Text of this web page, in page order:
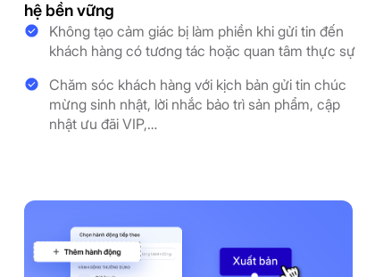
hệ bền vững
Không tạo cảm giác bị làm phiền khi gửi tin đến
khách hàng có tương tác hoặc quan tâm thực sự
Chăm sóc khách hàng với kịch bản gửi tin chúc
mừng sinh nhật, lời nhắc bảo trì sản phẩm, cập
nhật ưu đãi VIP,…